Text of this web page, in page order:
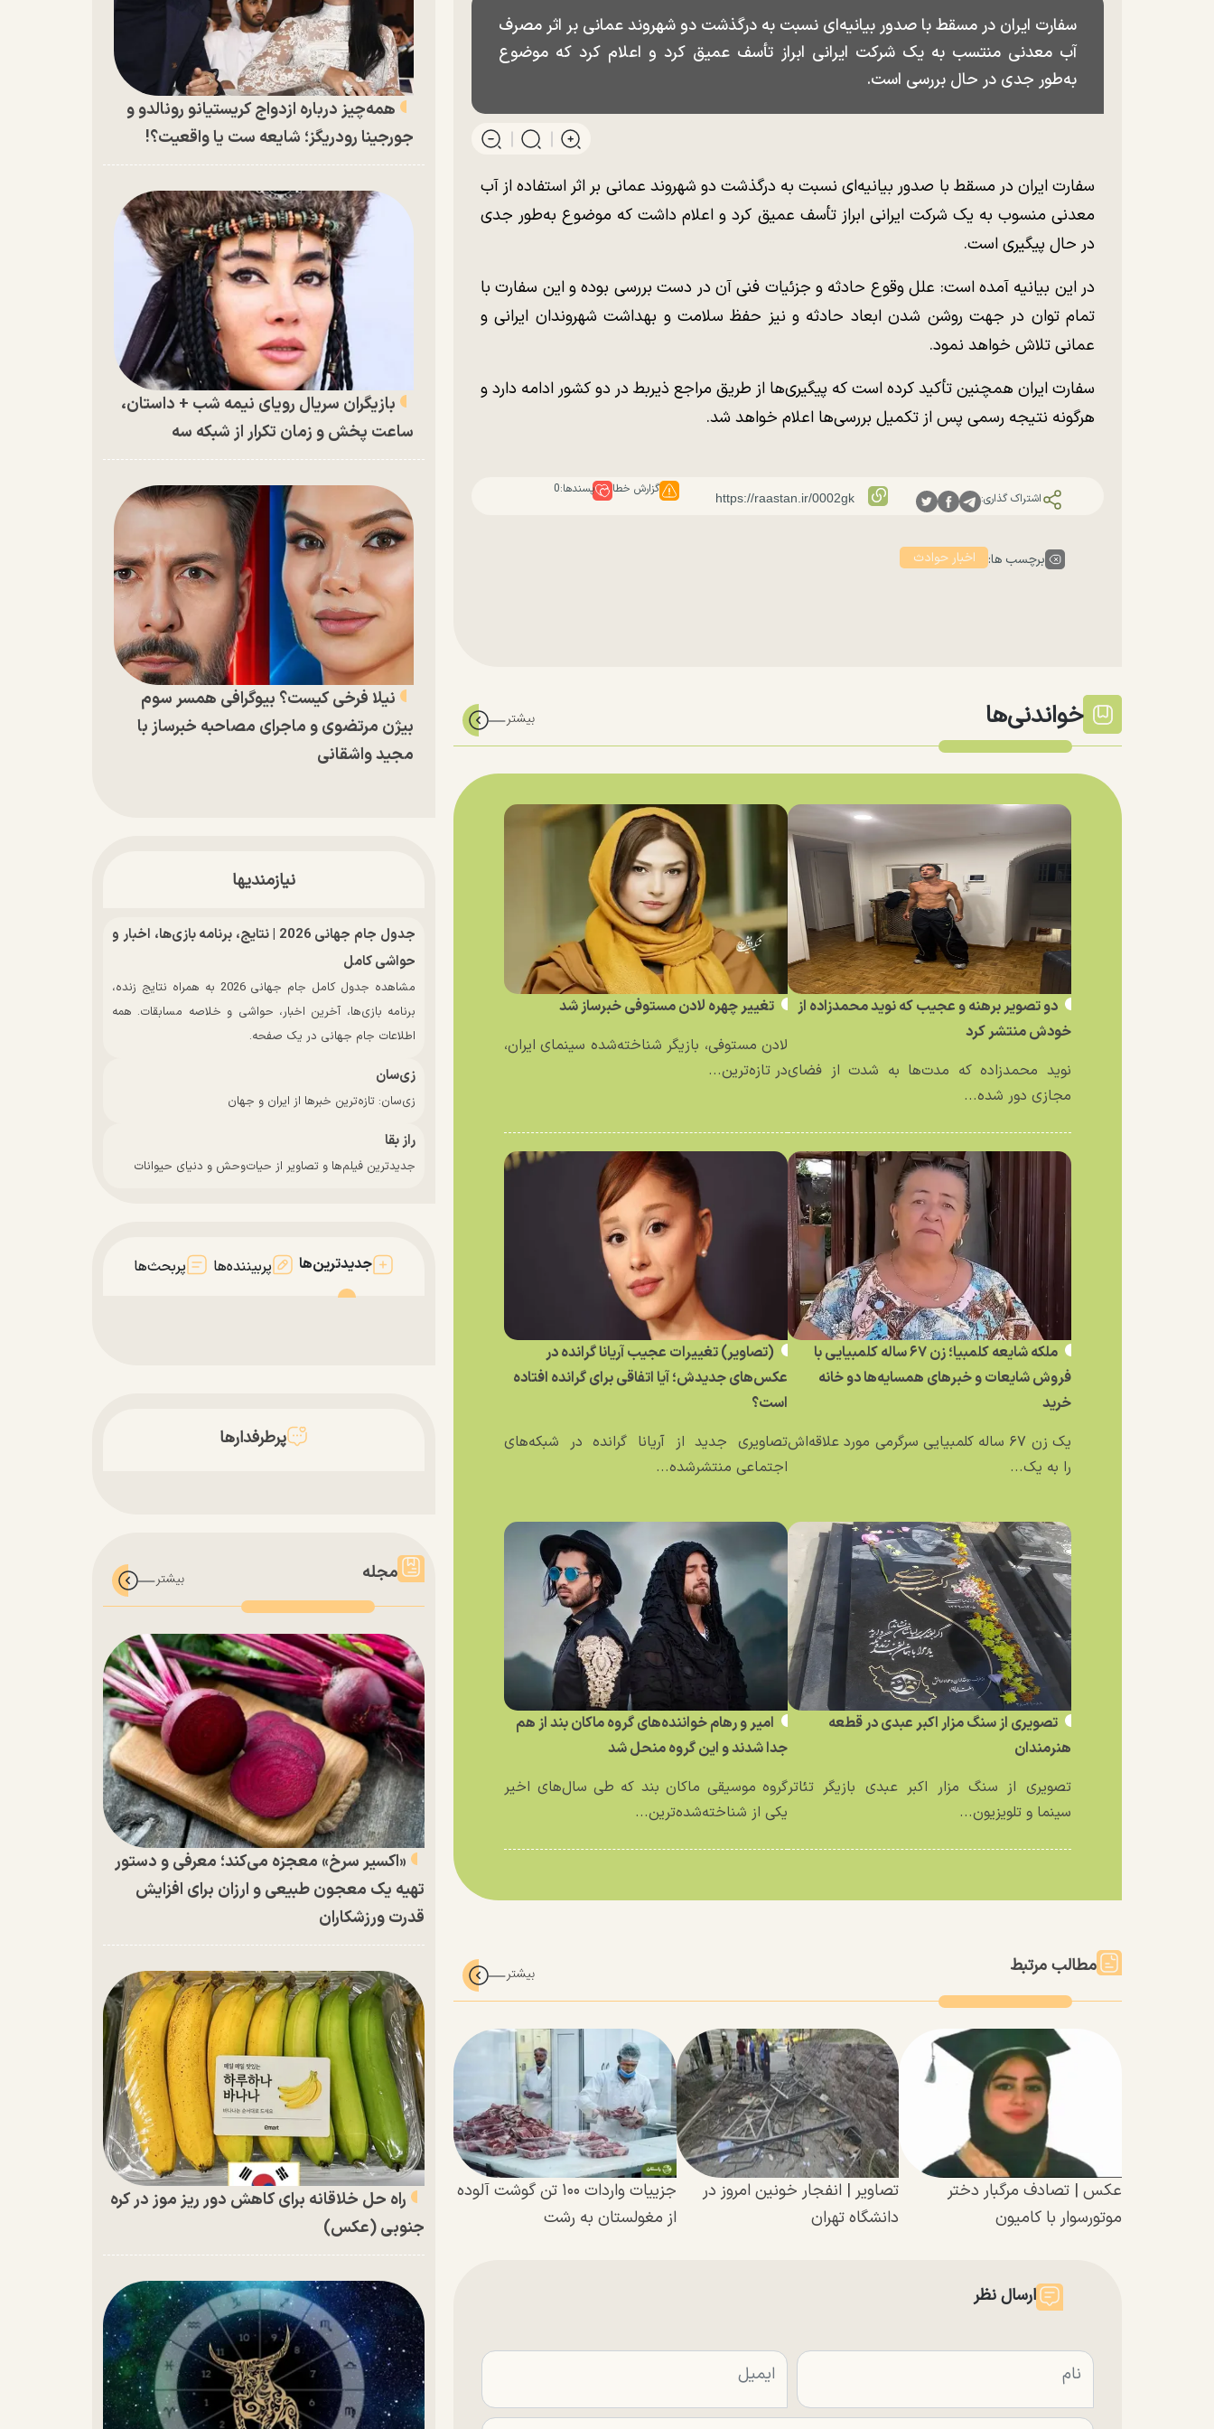
سفارت ایران در مسقط با صدور بیانیه‌ای نسبت به درگذشت دو شهروند عمانی بر اثر مصرف
آب معدنی منتسب به یک شرکت ایرانی ابراز تأسف عمیق کرد و اعلام کرد که موضوع
به‌طور جدی در حال بررسی است.
سفارت ایران در مسقط با صدور بیانیه‌ای نسبت به درگذشت دو شهروند عمانی بر اثر استفاده از آب
معدنی منسوب به یک شرکت ایرانی ابراز تأسف عمیق کرد و اعلام داشت که موضوع به‌طور جدی
در حال پیگیری است.
در این بیانیه آمده است: علل وقوع حادثه و جزئیات فنی آن در دست بررسی بوده و این سفارت با
تمام توان در جهت روشن شدن ابعاد حادثه و نیز حفظ سلامت و بهداشت شهروندان ایرانی و
عمانی تلاش خواهد نمود.
سفارت ایران همچنین تأکید کرده است که پیگیری‌ها از طریق مراجع ذیربط در دو کشور ادامه دارد و
هرگونه نتیجه رسمی پس از تکمیل بررسی‌ها اعلام خواهد شد.
اشتراک گذاری:
گزارش خطا پسندها:0
برچسب ها: اخبار حوادث
خواندنی‌ها
دو تصویر برهنه و عجیب که نوید محمدزاده از
خودش منتشر کرد
نوید محمدزاده که مدت‌ها به شدت از فضای
مجازی دور شده...
تغییر چهره لادن مستوفی خبرساز شد
لادن مستوفی، بازیگر شناخته‌شده سینمای ایران،
در تازه‌ترین...
ملکه شایعه کلمبیا؛ زن ۶۷ ساله کلمبیایی با
فروش شایعات و خبر‌های همسایه‌ها دو خانه
خرید
یک زن ۶۷ ساله کلمبیایی سرگرمی مورد علاقه‌اش
را به یک...
(تصاویر) تغییرات عجیب آریانا گرانده در
عکس‌های جدیدش؛ آیا اتفاقی برای گرانده افتاده
است؟
تصاویری جدید از آریانا گرانده در شبکه‌های
اجتماعی منتشرشده...
تصویری از سنگ مزار اکبر عبدی در قطعه
هنرمندان
تصویری از سنگ مزار اکبر عبدی بازیگر تئاتر
سینما و تلویزیون...
امیر و رهام خواننده‌های گروه ماکان بند از هم
جدا شدند و این گروه منحل شد
گروه موسیقی ماکان بند که طی سال‌های اخیر
یکی از شناخته‌شده‌ترین...
مطالب مرتبط
عکس | تصادف مرگبار دختر
موتورسوار با کامیون
تصاویر | انفجار خونین امروز در
دانشگاه تهران
جزییات واردات ۱۰۰ تن گوشت آلوده
از مغولستان به رشت
ارسال نظر
همه‌چیز درباره ازدواج کریستیانو رونالدو و
جورجینا رودریگز؛ شایعه ست یا واقعیت؟!
بازیگران سریال رویای نیمه شب + داستان،
ساعت پخش و زمان تکرار از شبکه سه
نیلا فرخی کیست؟ بیوگرافی همسر سوم
بیژن مرتضوی و ماجرای مصاحبه خبرساز با
مجید واشقانی
نیازمندیها
جدول جام جهانی 2026 | نتایج، برنامه بازی‌ها، اخبار و
حواشی کامل
مشاهده جدول کامل جام جهانی 2026 به همراه نتایج زنده،
برنامه بازی‌ها، آخرین اخبار، حواشی و خلاصه مسابقات. همه
اطلاعات جام جهانی در یک صفحه.
زی‌سان
زی‌سان: تازه‌ترین خبرها از ایران و جهان
راز بقا
جدیدترین فیلم‌ها و تصاویر از حیات‌وحش و دنیای حیوانات
جدیدترین‌ها پربیننده‌ها پربحث‌ها
پرطرفدارها
مجله
«اکسیر سرخ» معجزه می‌کند؛ معرفی و دستور
تهیه یک معجون طبیعی و ارزان برای افزایش
قدرت ورزشکاران
راه حل خلاقانه برای کاهش دور ریز موز در کره
جنوبی (عکس)